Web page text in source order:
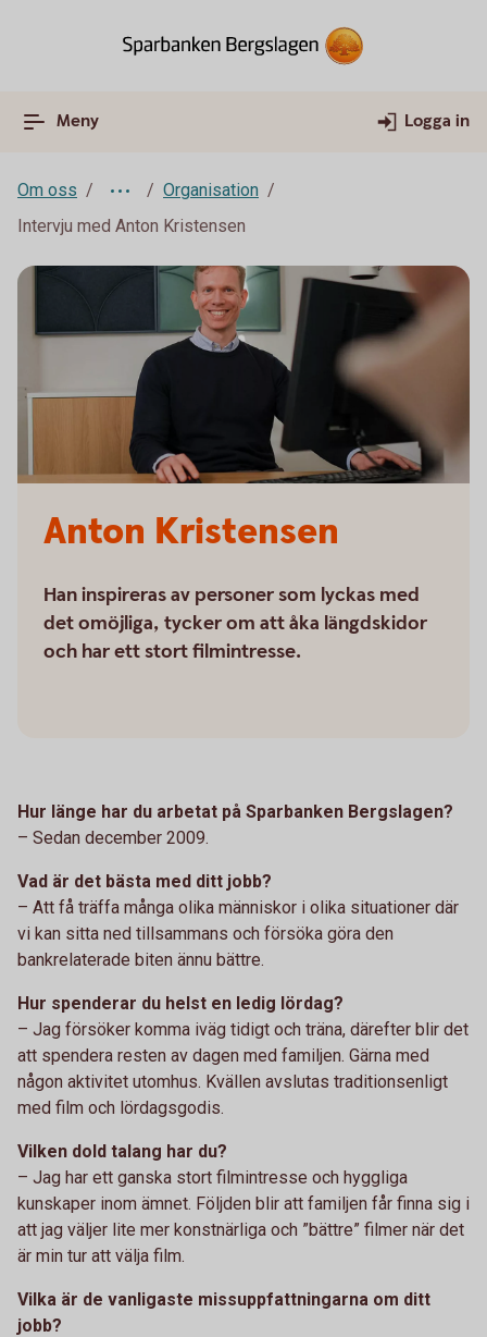
Meny Logga in
Om oss
Organisation
Intervju med Anton Kristensen
Anton Kristensen
Han inspireras av personer som lyckas med
det omöjliga, tycker om att åka längdskidor
och har ett stort filmintresse.
Hur länge har du arbetat på Sparbanken Bergslagen?
– Sedan december 2009.
Vad är det bästa med ditt jobb?
– Att få träffa många olika människor i olika situationer där
vi kan sitta ned tillsammans och försöka göra den
bankrelaterade biten ännu bättre.
Hur spenderar du helst en ledig lördag?
– Jag försöker komma iväg tidigt och träna, därefter blir det
att spendera resten av dagen med familjen. Gärna med
någon aktivitet utomhus. Kvällen avslutas traditionsenligt
med film och lördagsgodis.
Vilken dold talang har du?
– Jag har ett ganska stort filmintresse och hyggliga
kunskaper inom ämnet. Följden blir att familjen får finna sig i
att jag väljer lite mer konstnärliga och ”bättre” filmer när det
är min tur att välja film.
Vilka är de vanligaste missuppfattningarna om ditt
jobb?